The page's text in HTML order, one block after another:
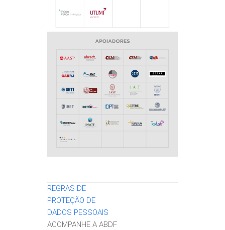
REGRAS DE
PROTEÇÃO DE
DADOS PESSOAIS
ACOMPANHE A ABDF